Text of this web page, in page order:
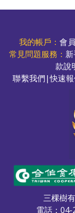
我的帳戶：會
常見問題服務：
款說
聯繫我們|快速
三棵樹
電話： 04-